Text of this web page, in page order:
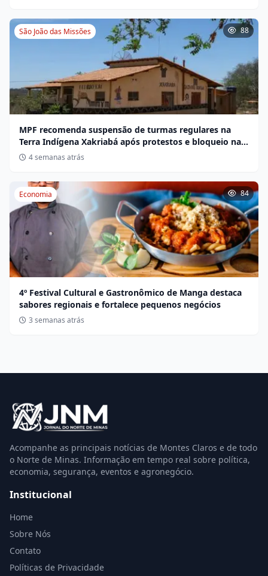
São João das Missões 88
MPF recomenda suspensão de turmas regulares na
Terra Indígena Xakriabá após protestos e bloqueio na
BR-135
4 semanas atrás
Economia 84
4º Festival Cultural e Gastronômico de Manga destaca
sabores regionais e fortalece pequenos negócios
3 semanas atrás
Acompanhe as principais notícias de Montes Claros e de todo
o Norte de Minas. Informação em tempo real sobre política,
economia, segurança, eventos e agronegócio.
Institucional
Home
Sobre Nós
Contato
Políticas de Privacidade